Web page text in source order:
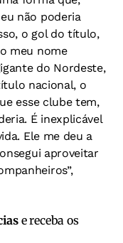
não poderia
o gol do título,
meu nome
do Nordeste,
nacional, o
esse clube tem,
É inexplicável
Ele me deu a
aproveitar
e receba os